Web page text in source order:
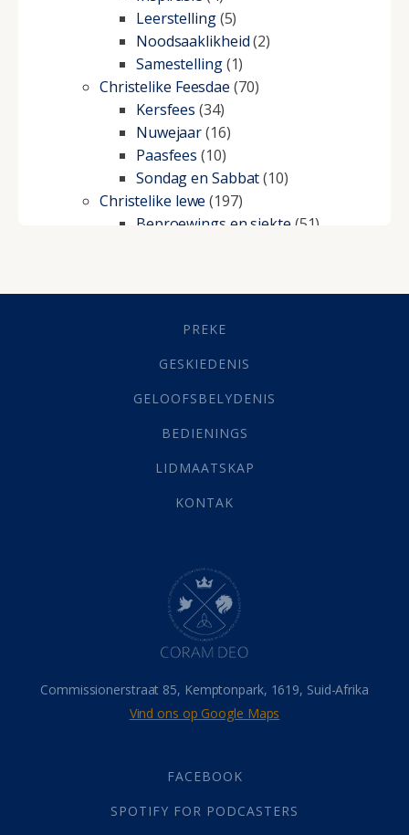
Leerstelling(5)
Noodsaaklikheid(2)
Samestelling(1)
Christelike Feesdae (70)
Kersfees (34)
Nuwejaar(16)
Paasfees (10)
Sondag en Sabbat(10)
Christelike lewe (197)
Beproewings en siekte (51)
Geestelike Groei(10)
(21)
Grys Areas(4)
Lewensdoel(3)
Selfondersoek(1)
Werk(22)
(142)
Hemel (31)
Israel (14)
Millennium(1)
Oordeelsdag(19)
Verheerlikte liggaam
Wederkoms
(27)
Gebed(87)
Die Onse Vader(12)
God(392)
PREKE
GESKIEDENIS
GELOOFSBELYDENIS
BEDIENINGS
LIDMAATSKAP
KONTAK
Commissionerstraat 85, Kemptonpark, 1619, Suid-Afrika
Vind ons op Google Maps
FACEBOOK
SPOTIFY FOR PODCASTERS